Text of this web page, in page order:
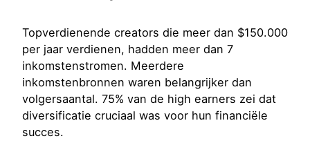
Topverdienende creators die meer dan $150.000
per jaar verdienen, hadden meer dan 7
inkomstenstromen. Meerdere
inkomstenbronnen waren belangrijker dan
volgersaantal. 75% van de high earners zei dat
diversificatie cruciaal was voor hun financiële
succes.